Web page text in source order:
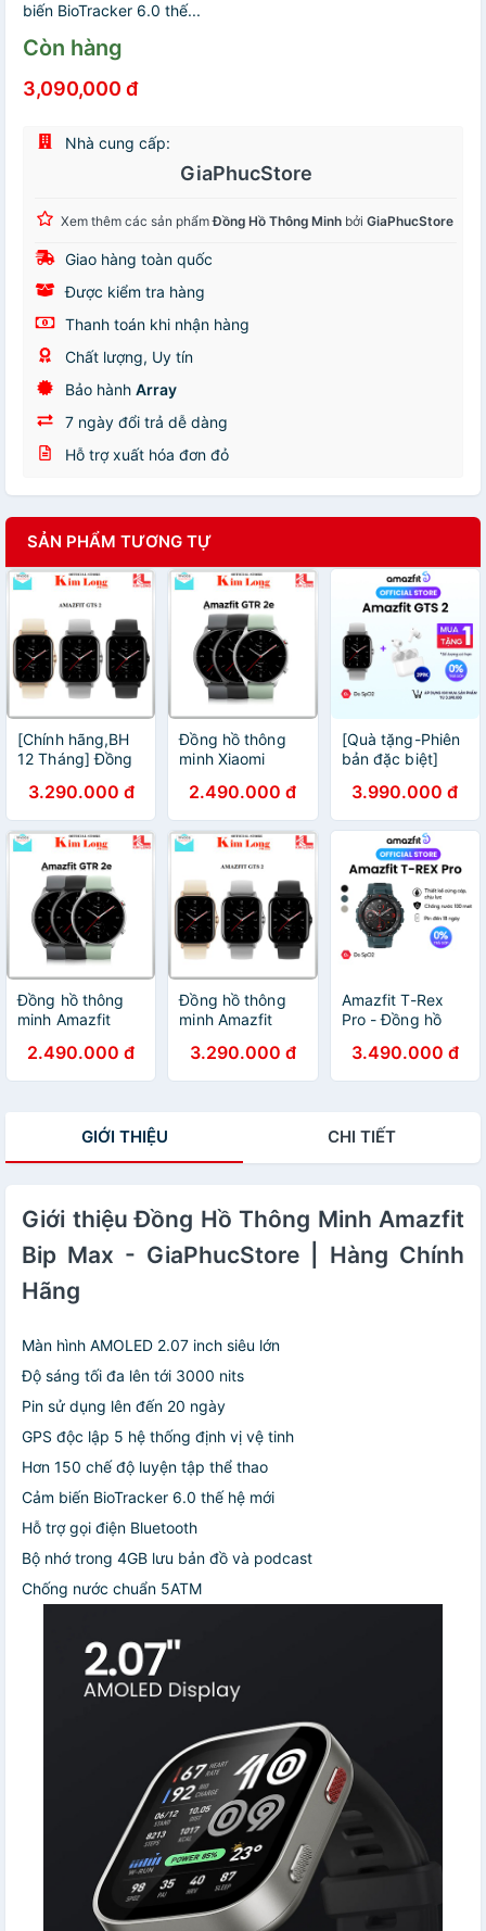
biến BioTracker 6.0 thế...
Còn hàng
3,090,000 đ
Nhà cung cấp:
GiaPhucStore
Xem thêm các sản phẩmĐồng Hồ Thông Minh bởi GiaPhucStore
Giao hàng toàn quốc
Được kiểm tra hàng
Thanh toán khi nhận hàng
Chất lượng, Uy tín
Bảo hành Array
7 ngày đổi trả dễ dàng
Hỗ trợ xuất hóa đơn đỏ
SẢN PHẨM TƯƠNG TỰ
[Chính hãng,BH
12 Tháng] Đồng
GTS 2 nghe gọi /
GTS 2 Mini -
Chính hãng
3.290.000 đ
Đồng hồ thông
minh Xiaomi
|GTR 2 | GTR Bản
quốc tế - Bảo
hành 12 tháng
Digiworld
2.490.000 đ
[Quà tặng-Phiên
bản đặc biệt]
minh Amazfit
|Chính hãng-Bảo
hành 12 tháng
3.990.000 đ
Đồng hồ thông
minh Amazfit
Bản quốc tế -
Bảo hành 12
2.490.000 đ
Đồng hồ thông
minh Amazfit
Bảo hành chính
hãng 12 Tháng
3.290.000 đ
Amazfit T-Rex
Pro - Đồng hồ
Amazfit T-Rex
Pro | Hàng chính
3.490.000 đ
GIỚI THIỆU CHI TIẾT
Giới thiệu Đồng Hồ Thông Minh Amazfit
Bip Max - GiaPhucStore | Hàng Chính
Hãng
Màn hình AMOLED 2.07 inch siêu lớn
️Độ sáng tối đa lên tới 3000 nits
Pin sử dụng lên đến 20 ngày
️GPS độc lập 5 hệ thống định vị vệ tinh
Hơn 150 chế độ luyện tập thể thao
️Cảm biến BioTracker 6.0 thế hệ mới
Hỗ trợ gọi điện Bluetooth
Bộ nhớ trong 4GB lưu bản đồ và podcast
Chống nước chuẩn 5ATM